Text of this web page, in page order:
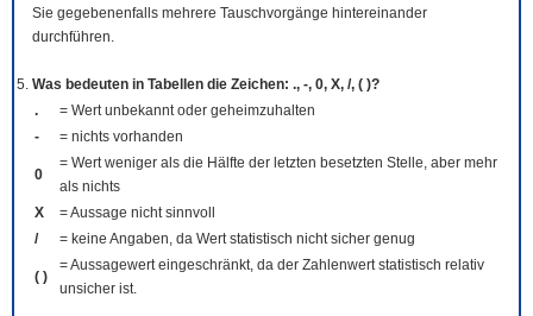
Sie gegebenenfalls mehrere Tauschvorgänge hintereinander
durchführen.
Was bedeuten in Tabellen die Zeichen: ., -, 0, X, /, ( )?
.
= Wert unbekannt oder geheimzuhalten
-
= nichts vorhanden
0
= Wert weniger als die Hälfte der letzten besetzten Stelle, aber mehr
als nichts
X
= Aussage nicht sinnvoll
/
= keine Angaben, da Wert statistisch nicht sicher genug
( )
= Aussagewert eingeschränkt, da der Zahlenwert statistisch relativ
unsicher ist.